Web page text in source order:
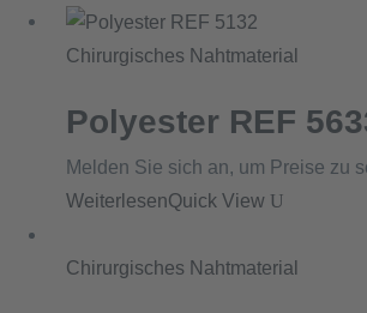
Chirurgisches Nahtmaterial
Polyester REF
Melden Sie sich an, um Preise zu
WeiterlesenQuick View
Chirurgisches Nahtmaterial